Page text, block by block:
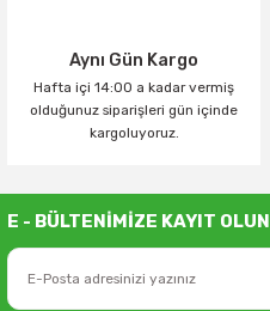
Aynı Gün Kargo
Hafta içi 14:00 a kadar vermiş
olduğunuz siparişleri gün içinde
kargoluyoruz.
E - BÜLTENİMİZE KAYIT OLUN